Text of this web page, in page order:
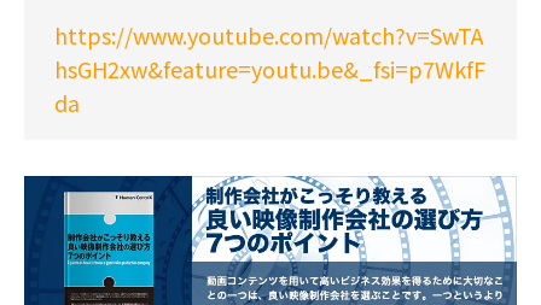
https://www.youtube.com/watch?v=SwTA
hsGH2xw&feature=youtu.be&_fsi=p7WkfF
da